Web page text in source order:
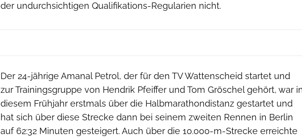
der undurchsichtigen Qualifikations-Regularien nicht.
Der 24-jährige Amanal Petrol, der für den TV Wattenscheid startet und
zur Trainingsgruppe von Hendrik Pfeiffer und Tom Gröschel gehört, war
diesem Frühjahr erstmals über die Halbmarathondistanz gestartet und
hat sich über diese Strecke dann bei seinem zweiten Rennen in Berlin
auf 62:32 Minuten gesteigert. Auch über die 10.000-m-Strecke erreichte